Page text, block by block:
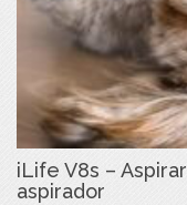
iLife V8s –
aspirador